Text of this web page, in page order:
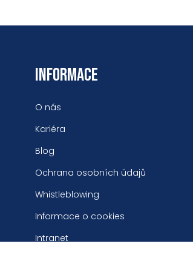
INFORMACE
O nás
Kariéra
Blog
Ochrana osobních údajů
Whistleblowing
Informace o cookies
Intranet